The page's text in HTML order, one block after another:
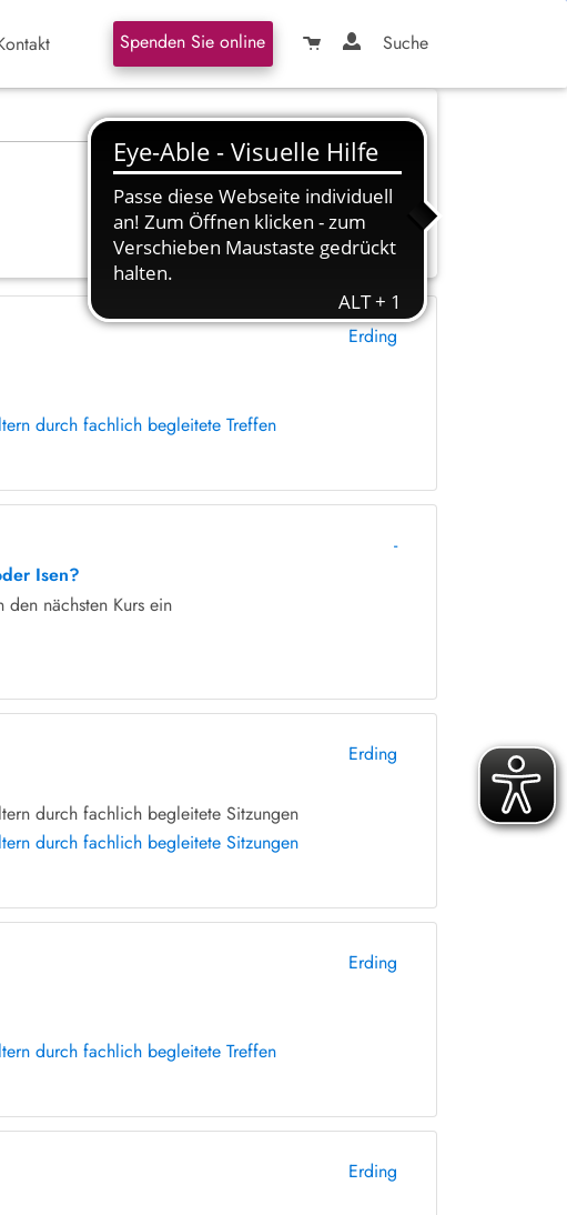
Spenden Sie online Suche
Erding
durch fachlich begleitete Treffen
-
Isen?
nächsten Kurs ein
Erding
durch fachlich begleitete Sitzungen
durch fachlich begleitete Sitzungen
Erding
durch fachlich begleitete Treffen
Erding